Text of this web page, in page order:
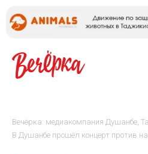
Вечёрка: медиакомпания Душанбе,
В Душанбе прошёл концерт против